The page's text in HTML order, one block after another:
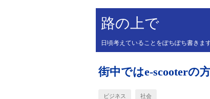
路の上で
日頃考えていることをぽちぽち書きます
街中ではe-scooterの
ビジネス 社会